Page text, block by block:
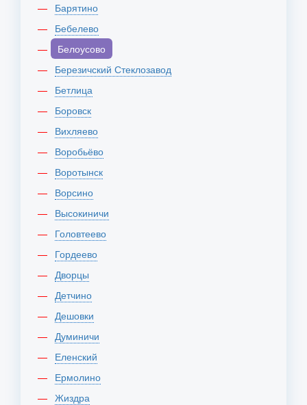
Барятино
Бебелево
Белоусово
Березичский Стеклозавод
Бетлица
Боровск
Вихляево
Воробьёво
Воротынск
Ворсино
Высокиничи
Головтеево
Гордеево
Дворцы
Детчино
Дешовки
Думиничи
Еленский
Ермолино
Жиздра